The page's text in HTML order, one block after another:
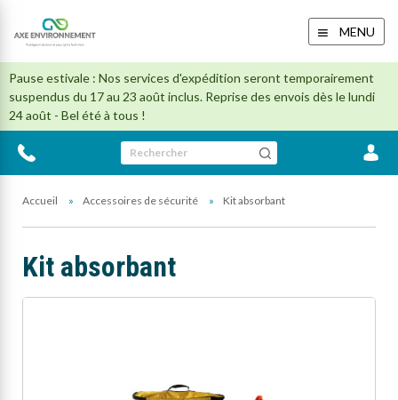
Pause estivale : Nos services d'expédition seront temporairement
suspendus du 17 au 23 août inclus. Reprise des envois dès le lundi
24 août - Bel été à tous !
MENU
Rechercher
Accueil Accessoires de sécurité Kit absorbant
Kit absorbant